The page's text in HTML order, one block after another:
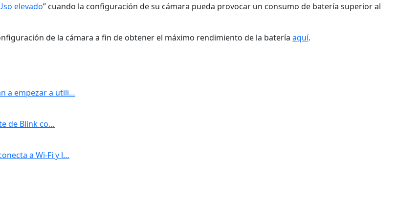
elevado” cuando la configuración de su cámara pueda provocar un consumo de batería superior al
de la cámara a fin de obtener el máximo rendimiento de la batería aquí.
a empezar a utili…
de Blink co…
a Wi-Fi y l…